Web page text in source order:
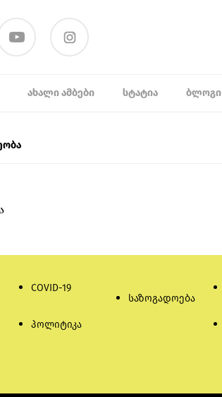
ᲐᲮᲐᲚᲘ ᲐᲛᲑᲔᲑᲘ ᲡᲢᲐᲢᲘᲐ ᲑᲚᲝᲒᲘ
COVID-19
პოლიტიკა
საზოგადოება